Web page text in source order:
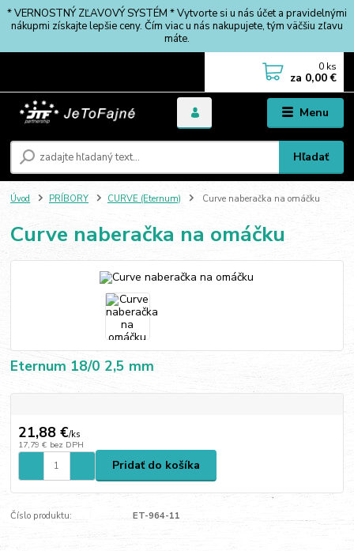
* VERNOSTNÝ ZĽAVOVÝ SYSTÉM * Vytvorte si u nás účet a pravidelnými
nákupmi získajte lepšie ceny. Čím viac u nás nakupujete, tým väčšiu zľavu
máte.
Menu
Hľadať
0 ks
za 0,00 €
Úvod PRÍBORY CURVE (Eternum) Curve naberačka na omáčku
Curve naberačka na omáčku
Eternum 18/0 2,5 mm
21,88 €/ks
17,79 € bez DPH
Pridať do košíka
Číslo produktu: ET-964-11